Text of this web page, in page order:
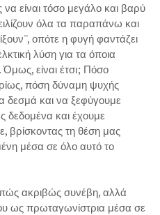
να είναι τόσο μεγάλο και βαρύ
όλα τα παραπάνω και
οπότε η φυγή φαντάζει
λύση για τα όποια
είναι έτσι; Πόσο
πόση δύναμη ψυχής
δεσμά και να ξεφύγουμε
και έχουμε
βρίσκοντας τη θέση μας
μέσα σε όλο αυτό το
ακριβώς συνέβη, αλλά
ως πρωταγωνίστρια μέσα σε